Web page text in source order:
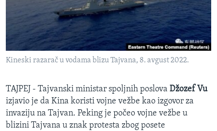
INTERVJU
Kineski razarač u vodama blizu Tajvana, 8. avgust 2022.
TAJPEJ - Tajvanski ministar spoljnih poslova Džozef Vu
izjavio je da Kina koristi vojne vežbe kao izgovor za
invaziju na Tajvan. Peking je počeo vojne vežbe u
blizini Tajvana u znak protesta zbog posete